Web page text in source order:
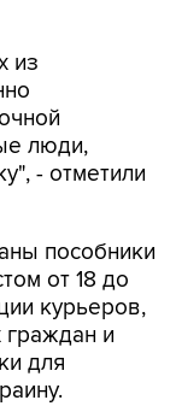
из
люди,
- отметили
пособники
от 18 до
курьеров,
граждан и
для